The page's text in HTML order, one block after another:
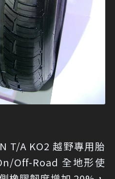
T/A KO2 越野專用胎
Off-Road 全地形使